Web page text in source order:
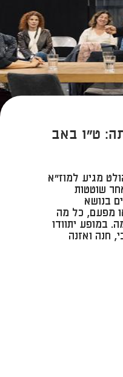
ט"ו באב
מגיע למוז"א
שוטטות
בנושא
מפעם, כל מה
במופע יתוודו
חנה ואזנה